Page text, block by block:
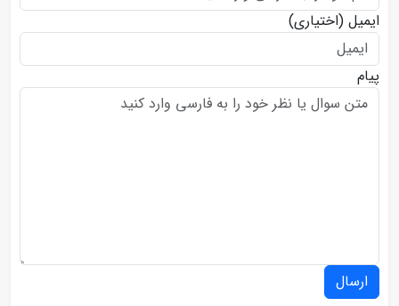
ایمیل (اختیاری)
پیام
ارسال